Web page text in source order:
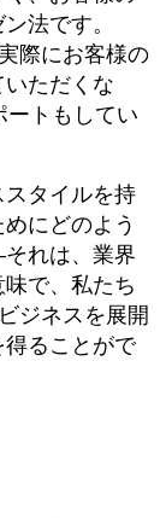
法です。
際にお客様の
ただくな
トもしてい
タイルを持
にどのよう
れは、業界
で、私たち
ジネスを展開
ることがで